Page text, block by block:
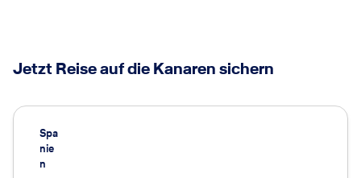
Jetzt Reise auf die Kanaren sichern
Spa
nie
n